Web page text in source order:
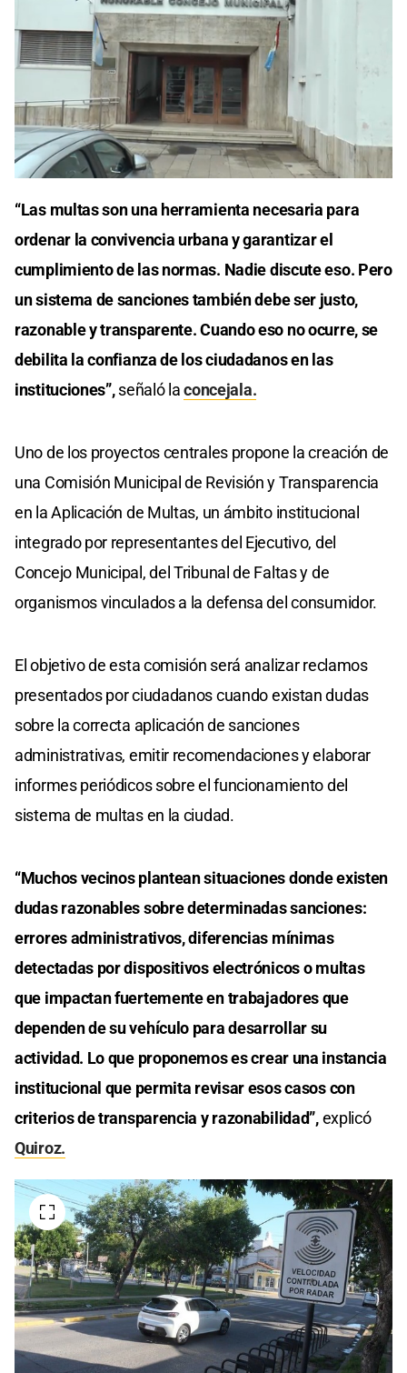
“Las multas son una herramienta necesaria para
ordenar la convivencia urbana y garantizar el
cumplimiento de las normas. Nadie discute eso. Pero
un sistema de sanciones también debe ser justo,
razonable y transparente. Cuando eso no ocurre, se
debilita la confianza de los ciudadanos en las
instituciones”,señaló laconcejala.
Uno de los proyectos centrales propone la creación de
una Comisión Municipal de Revisión y Transparencia
en la Aplicación de Multas, un ámbito institucional
integrado por representantes del Ejecutivo, del
Concejo Municipal, del Tribunal de Faltas y de
organismos vinculados a la defensa del consumidor.
El objetivo de esta comisión será analizar reclamos
presentados por ciudadanos cuando existan dudas
sobre la correcta aplicación de sanciones
administrativas, emitir recomendaciones y elaborar
informes periódicos sobre el funcionamiento del
sistema de multas en la ciudad.
“Muchos vecinos plantean situaciones donde existen
dudas razonables sobre determinadas sanciones:
errores administrativos, diferencias mínimas
detectadas por dispositivos electrónicos o multas
que impactan fuertemente en trabajadores que
dependen de su vehículo para desarrollar su
actividad. Lo que proponemos es crear una instancia
institucional que permita revisar esos casos con
criterios de transparencia y razonabilidad”,explicó
Quiroz.